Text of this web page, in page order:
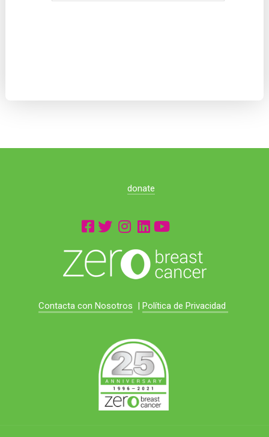
donate
Contacta con Nosotros | Política de Privacidad